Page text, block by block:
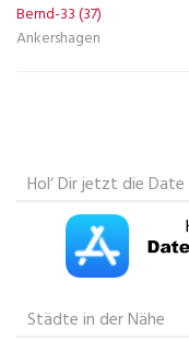
Bernd-33 (37)
Ankershagen
Hol‘ Dir jetzt die
Städte in der Nähe